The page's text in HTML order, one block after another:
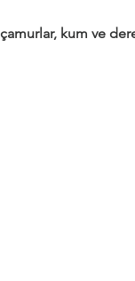
kum ve